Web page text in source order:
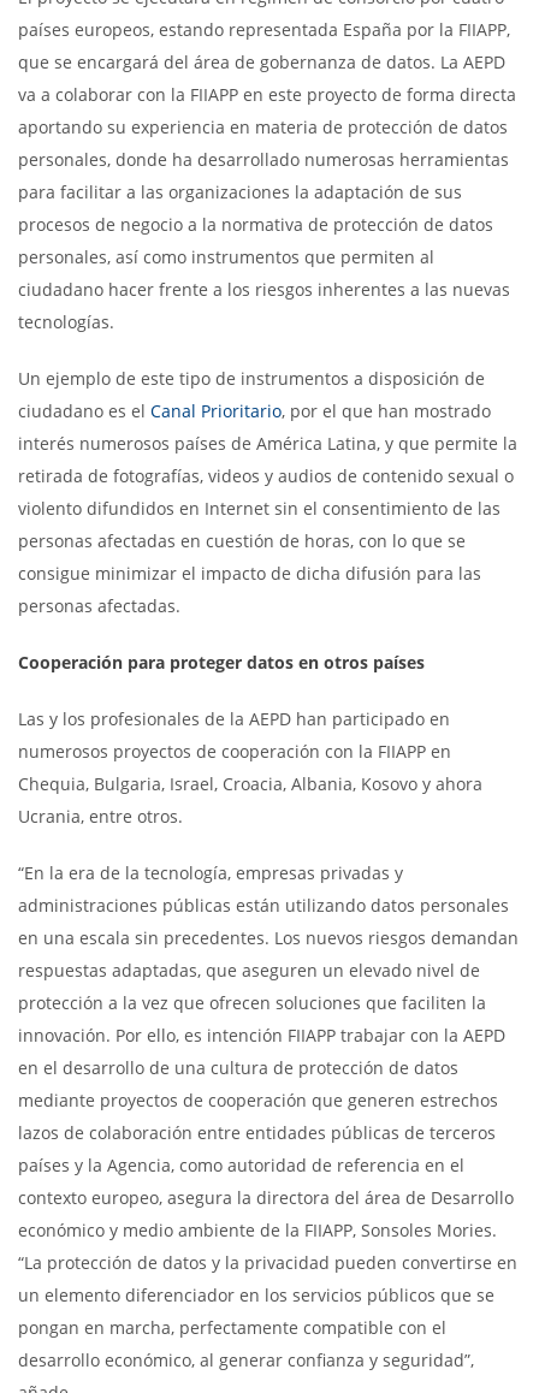
países europeos, estando representada España por la FIIAPP,
que se encargará del área de gobernanza de datos. La AEPD
va a colaborar con la FIIAPP en este proyecto de forma directa
aportando su experiencia en materia de protección de datos
personales, donde ha desarrollado numerosas herramientas
para facilitar a las organizaciones la adaptación de sus
procesos de negocio a la normativa de protección de datos
personales, así como instrumentos que permiten al
ciudadano hacer frente a los riesgos inherentes a las nuevas
tecnologías.
Un ejemplo de este tipo de instrumentos a disposición de
ciudadano es el Canal Prioritario, por el que han mostrado
interés numerosos países de América Latina, y que permite la
retirada de fotografías, videos y audios de contenido sexual o
violento difundidos en Internet sin el consentimiento de las
personas afectadas en cuestión de horas, con lo que se
consigue minimizar el impacto de dicha difusión para las
personas afectadas.
Cooperación para proteger datos en otros países
Las y los profesionales de la AEPD han participado en
numerosos proyectos de cooperación con la FIIAPP en
Chequia, Bulgaria, Israel, Croacia, Albania, Kosovo y ahora
Ucrania, entre otros.
“En la era de la tecnología, empresas privadas y
administraciones públicas están utilizando datos personales
en una escala sin precedentes. Los nuevos riesgos demandan
respuestas adaptadas, que aseguren un elevado nivel de
protección a la vez que ofrecen soluciones que faciliten la
innovación. Por ello, es intención FIIAPP trabajar con la AEPD
en el desarrollo de una cultura de protección de datos
mediante proyectos de cooperación que generen estrechos
lazos de colaboración entre entidades públicas de terceros
países y la Agencia, como autoridad de referencia en el
contexto europeo, asegura la directora del área de Desarrollo
económico y medio ambiente de la FIIAPP, Sonsoles Mories.
“La protección de datos y la privacidad pueden convertirse en
un elemento diferenciador en los servicios públicos que se
pongan en marcha, perfectamente compatible con el
desarrollo económico, al generar confianza y seguridad”,